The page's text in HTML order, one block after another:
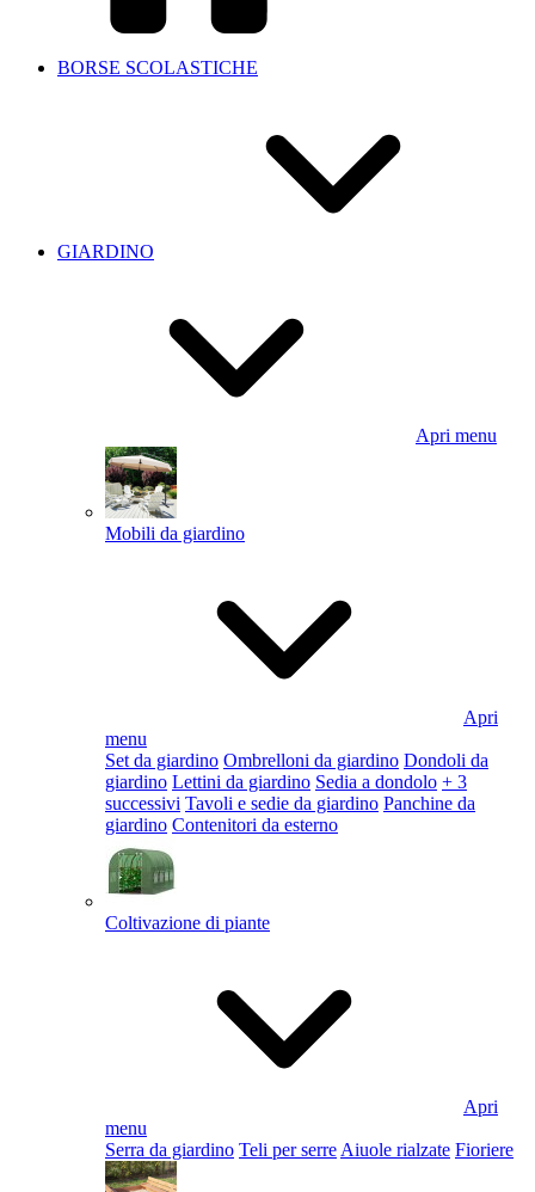
BORSE SCOLASTICHE
GIARDINO
Apri menu
Mobili da giardino
Apri
menu
Set da giardino Ombrelloni da giardino Dondoli da
giardino Lettini da giardino Sedia a dondolo + 3
successivi Tavoli e sedie da giardino Panchine da
giardino Contenitori da esterno
Coltivazione di piante
Apri
menu
Serra da giardino Teli per serre Aiuole rialzate Fioriere